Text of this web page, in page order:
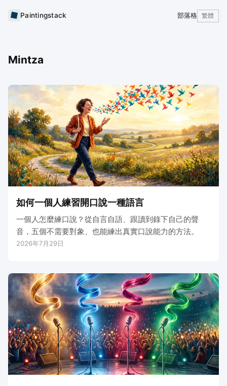
Paintingstack 部落格 繁體
Mintza
如何一個人練習開口說一種語言
一個人怎麼練口說？從自言自語、跟讀到錄下自己的聲
音，五個不需要對象、也能練出真實口說能力的方法。
2026年7月29日